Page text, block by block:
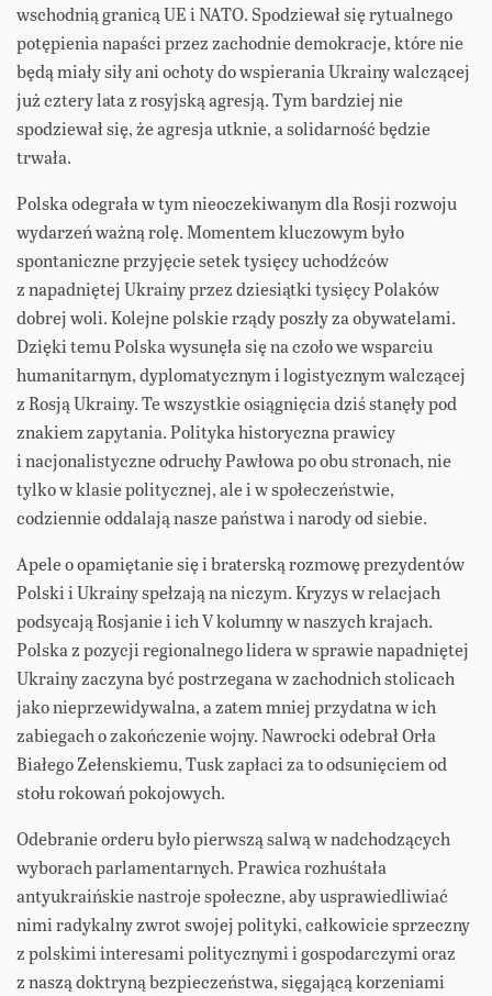
wschodnią granicą UE i NATO. Spodziewał się rytualnego
potępienia napaści przez zachodnie demokracje, które nie
będą miały siły ani ochoty do wspierania Ukrainy walczącej
już cztery lata z rosyjską agresją. Tym bardziej nie
spodziewał się, że agresja utknie, a solidarność będzie
trwała.
Polska odegrała w tym nieoczekiwanym dla Rosji rozwoju
wydarzeń ważną rolę. Momentem kluczowym było
spontaniczne przyjęcie setek tysięcy uchodźców
z napadniętej Ukrainy przez dziesiątki tysięcy Polaków
dobrej woli. Kolejne polskie rządy poszły za obywatelami.
Dzięki temu Polska wysunęła się na czoło we wsparciu
humanitarnym, dyplomatycznym i logistycznym walczącej
z Rosją Ukrainy. Te wszystkie osiągnięcia dziś stanęły pod
znakiem zapytania. Polityka historyczna prawicy
i nacjonalistyczne odruchy Pawłowa po obu stronach, nie
tylko w klasie politycznej, ale i w społeczeństwie,
codziennie oddalają nasze państwa i narody od siebie.
Apele o opamiętanie się i braterską rozmowę prezydentów
Polski i Ukrainy spełzają na niczym. Kryzys w relacjach
podsycają Rosjanie i ich V kolumny w naszych krajach.
Polska z pozycji regionalnego lidera w sprawie napadniętej
Ukrainy zaczyna być postrzegana w zachodnich stolicach
jako nieprzewidywalna, a zatem mniej przydatna w ich
zabiegach o zakończenie wojny. Nawrocki odebrał Orła
Białego Zełenskiemu, Tusk zapłaci za to odsunięciem od
stołu rokowań pokojowych.
Odebranie orderu było pierwszą salwą w nadchodzących
wyborach parlamentarnych. Prawica rozhuśtała
antyukraińskie nastroje społeczne, aby usprawiedliwiać
nimi radykalny zwrot swojej polityki, całkowicie sprzeczny
z polskimi interesami politycznymi i gospodarczymi oraz
z naszą doktryną bezpieczeństwa, sięgającą korzeniami